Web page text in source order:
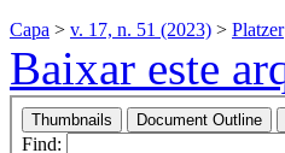
Capa > v. 17, n. 51 (2023) > Platzer
Baixar este